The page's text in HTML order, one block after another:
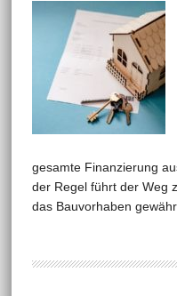
gesamte Finanzierung
der Regel führt der Weg
das Bauvorhaben